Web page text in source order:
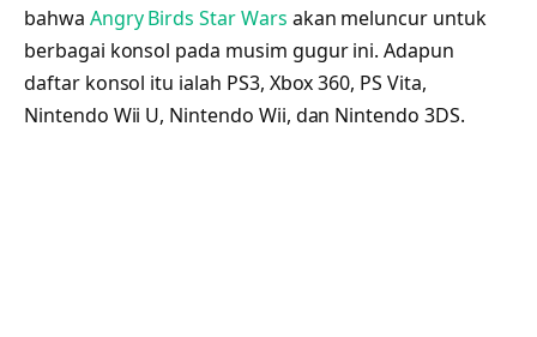
bahwa Angry Birds Star Wars akan meluncur untuk
berbagai konsol pada musim gugur ini. Adapun
daftar konsol itu ialah PS3, Xbox 360, PS Vita,
Nintendo Wii U, Nintendo Wii, dan Nintendo 3DS.